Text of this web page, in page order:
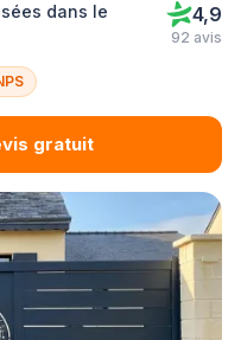
dans le
4,9
92 avis
gratuit